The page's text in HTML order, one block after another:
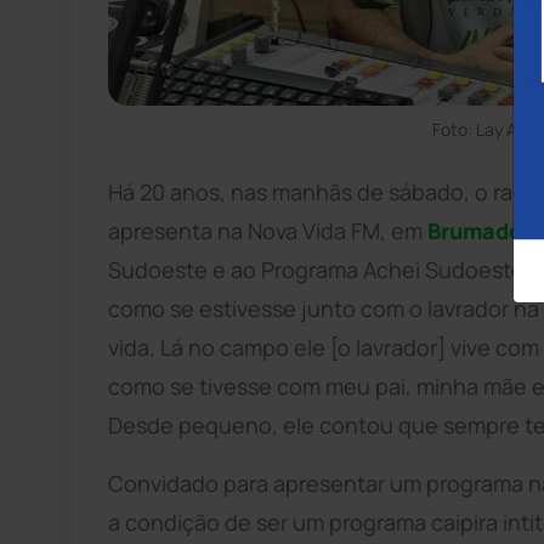
Foto: Lay
Há 20 anos, nas manhãs de sábado, o
apresenta na Nova Vida FM, em Brumado
Sudoeste e ao Programa Achei Sudoeste
como se estivesse junto com o lavrador
vida. Lá no campo ele [o lavrador] vive
como se tivesse com meu pai, minha mãe
Desde pequeno, ele contou que sempre
Convidado para apresentar um programa
a condição de ser um programa caipira